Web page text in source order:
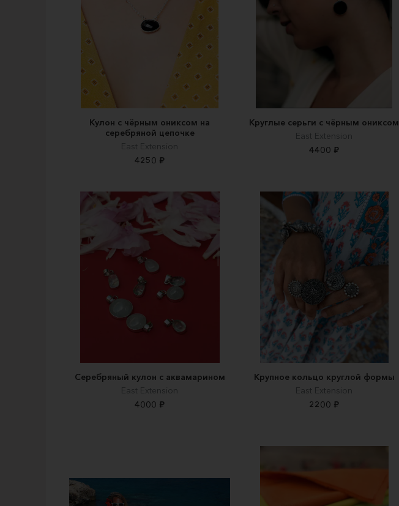
Кулон с чёрным ониксом на
серебряной цепочке
East Extension
4250 ₽
Круглые серьги с чёрным ониксом
East Extension
4400 ₽
Серебряный кулон с аквамарином
East Extension
4000 ₽
Крупное кольцо круглой формы
East Extension
2200 ₽